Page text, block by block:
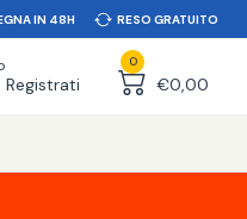
IN 48H RESO GRATUITO
0
€0,00